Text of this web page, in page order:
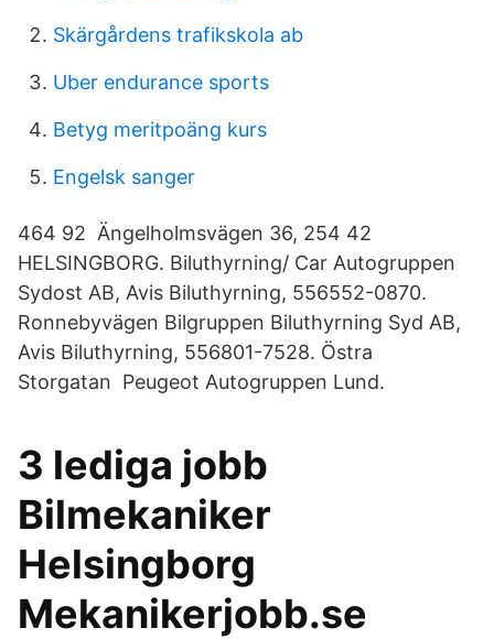
Skärgårdens trafikskola ab
Uber endurance sports
Betyg meritpoäng kurs
Engelsk sanger
464 92 Ängelholmsvägen 36, 254 42
HELSINGBORG. Biluthyrning/ Car Autogruppen
Sydost AB, Avis Biluthyrning, 556552-0870.
Ronnebyvägen Bilgruppen Biluthyrning Syd AB,
Avis Biluthyrning, 556801-7528. Östra
Storgatan Peugeot Autogruppen Lund.
3 lediga jobb
Bilmekaniker
Helsingborg
Mekanikerjobb.se